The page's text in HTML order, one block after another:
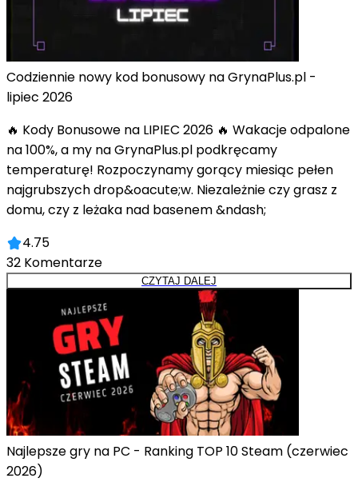
Codziennie nowy kod bonusowy na GrynaPlus.pl -
lipiec 2026
🔥 Kody Bonusowe na LIPIEC 2026 🔥 Wakacje odpalone
na 100%, a my na GrynaPlus.pl podkręcamy
temperaturę! Rozpoczynamy gorący miesiąc pełen
najgrubszych drop&oacute;w. Niezależnie czy grasz z
domu, czy z leżaka nad basenem &ndash;
4.75
32 Komentarze
CZYTAJ DALEJ
Najlepsze gry na PC - Ranking TOP 10 Steam (czerwiec
2026)